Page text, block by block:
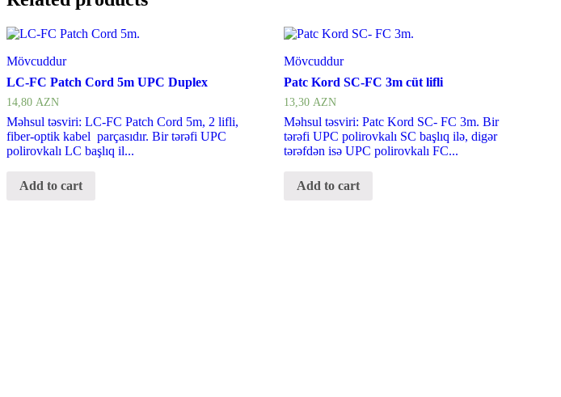
Mövcuddur
LC-FC Patch Cord 5m UPC Duplex
14,80 AZN
Məhsul təsviri: LC-FC Patch Cord 5m, 2 lifli,
fiber-optik kabel parçasıdır. Bir tərəfi UPC
polirovkalı LC başlıq il...
Add to cart
Mövcuddur
Patc Kord SC-FC 3m cüt lifli
13,30AZN
Məhsul təsviri: Patc Kord SC- FC 3m. Bir
tərəfi UPC polirovkalı SC başlıq ilə, digər
tərəfdən isə UPC polirovkalı FC...
Add to cart